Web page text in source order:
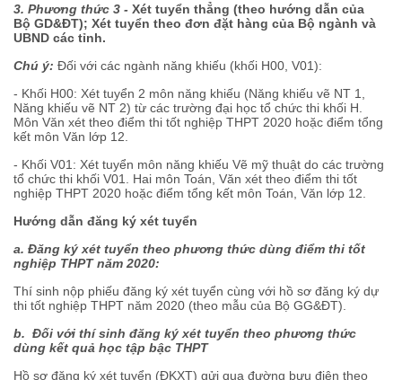
3. Phương thức 3 - Xét tuyển thẳng (theo hướng dẫn của
Bộ GD&ĐT); Xét tuyển theo đơn đặt hàng của Bộ ngành và
UBND các tỉnh.
Chú ý: Đối với các ngành năng khiếu (khối H00, V01):
- Khối H00: Xét tuyển 2 môn năng khiếu (Năng khiếu vẽ NT 1,
Năng khiếu vẽ NT 2) từ các trường đại học tổ chức thi khối H.
Môn Văn xét theo điểm thi tốt nghiệp THPT 2020 hoặc điểm tổng
kết môn Văn lớp 12.
- Khối V01: Xét tuyển môn năng khiếu Vẽ mỹ thuật do các trường
tổ chức thi khối V01. Hai môn Toán, Văn xét theo điểm thi tốt
nghiệp THPT 2020 hoặc điểm tổng kết môn Toán, Văn lớp 12.
Hướng dẫn đăng ký xét tuyển
a. Đăng ký xét tuyển theo phương thức dùng điểm thi tốt
nghiệp THPT năm 2020:
Thí sinh nộp phiếu đăng ký xét tuyển cùng với hồ sơ đăng ký dự
thi tốt nghiệp THPT năm 2020 (theo mẫu của Bộ GG&ĐT).
b. Đối với thí sinh đăng ký xét tuyển theo phương thức
dùng kết quả học tập bậc THPT
Hồ sơ đăng ký xét tuyển (ĐKXT) gửi qua đường bưu điện theo